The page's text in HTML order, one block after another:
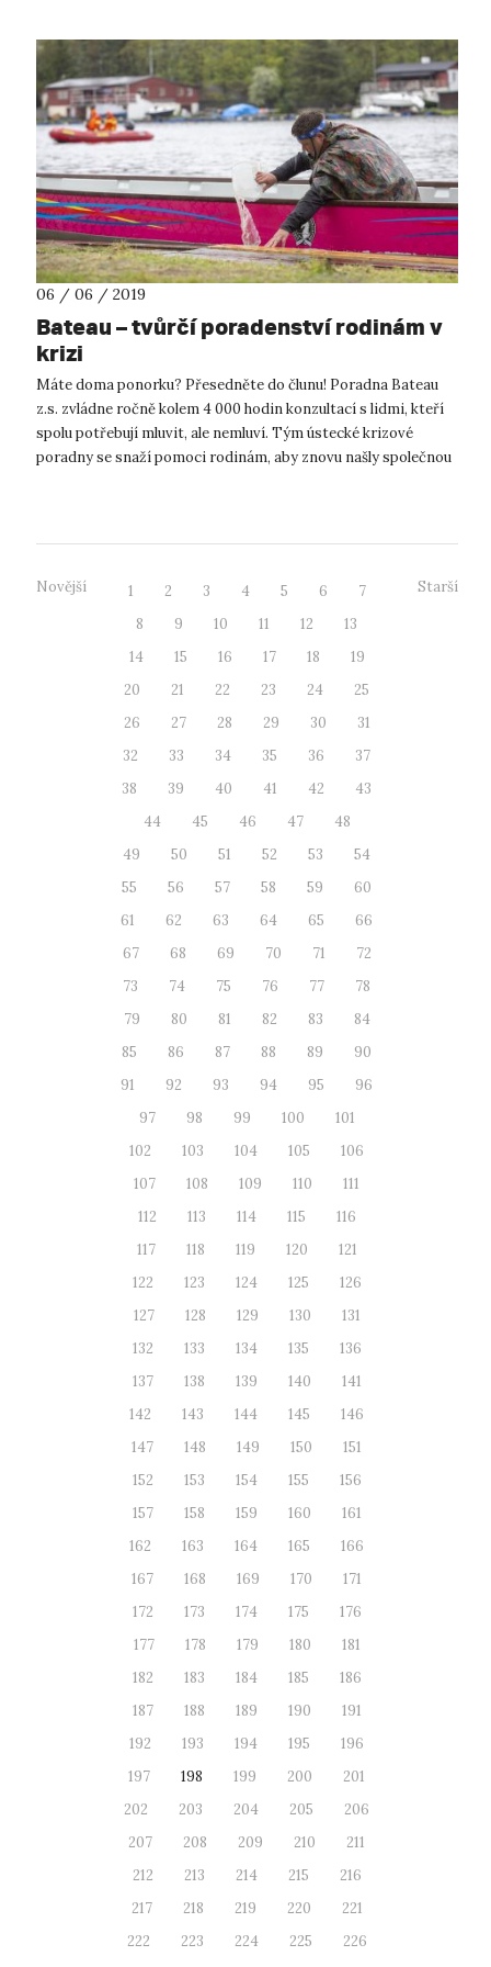
06 / 06 / 2019
Bateau – tvůrčí poradenství rodinám v
krizi
Máte doma ponorku? Přesedněte do člunu! Poradna Bateau
z.s. zvládne ročně kolem 4 000 hodin konzultací s lidmi, kteří
spolu potřebují mluvit, ale nemluví. Tým ústecké krizové
poradny se snaží pomoci rodinám, aby znovu našly společnou
Novější 1 2 3 4 5 6
7
8
9 10 11 12
13
14
15 16 17 18
19
20
21 22 23 24
25
26
27 28 29 30
31
32
33 34 35 36
37
38
39 40 41 42
43
44
45 46 47
48
49
50 51 52 53
54
55
56 57 58 59
60
61
62 63 64 65
66
67
68 69 70 71
72
73
74 75 76 77
78
79
80 81 82 83
84
85
86 87 88 89
90
91
92 93 94 95
96
97
98 99 100
101
102
103 104 105
106
107
108 109 110
111
112
113 114 115
116
117
118 119 120
121
122
123 124 125
126
127
128 129 130
131
132
133 134 135
136
137
138 139 140
141
142
143 144 145
146
147
148 149 150
151
152
153 154 155
156
157
158 159 160
161
162
163 164 165
166
167
168 169 170
171
172
173 174 175
176
177
178 179 180
181
182
183 184 185
186
187
188 189 190
191
192
193 194 195
196
197
198 199 200
201
202
203 204 205
206
207
208 209 210
211
212
213 214 215
216
217
218 219 220
221
222
223 224 225
226
Starší